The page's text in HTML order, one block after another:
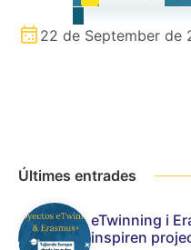
22 de September de
Últimes entrades
eTwinning i
inspiren